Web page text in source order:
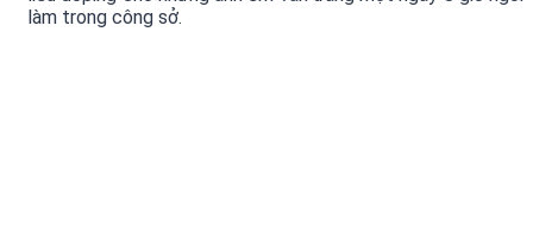
làm trong công sở.